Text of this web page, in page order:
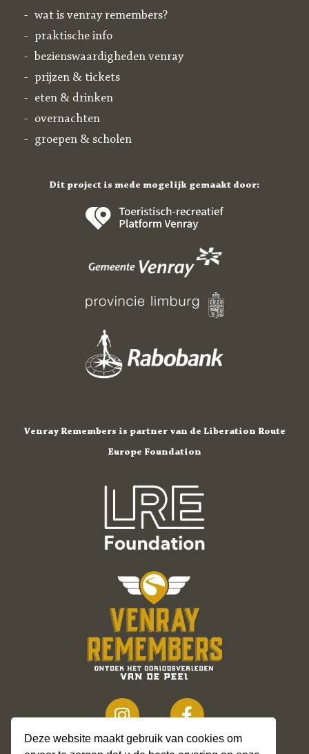
Deze website maakt gebruik van cookies om
wat is venray remembers?
praktische info
bezienswaardigheden venray
prijzen & tickets
eten & drinken
overnachten
groepen & scholen
Dit project is mede mogelijk gemaakt door:
Venray Remembers is partner van de Liberation Route
Europe Foundation